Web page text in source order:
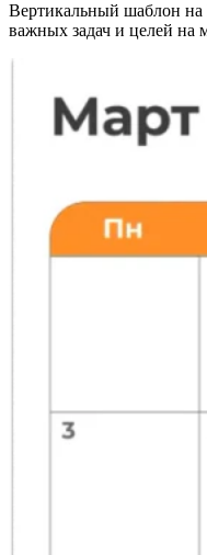
Вертикальный шаблон на
важных задач и целей на